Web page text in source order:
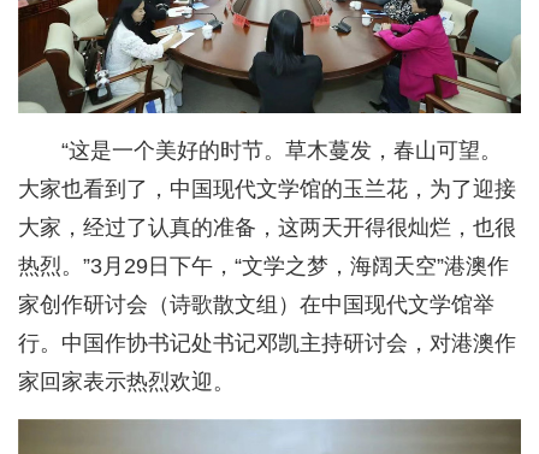
“这是一个美好的时节。草木蔓发，春山可望。
大家也看到了，中国现代文学馆的玉兰花，为了迎接
大家，经过了认真的准备，这两天开得很灿烂，也很
热烈。”3月29日下午，“文学之梦，海阔天空”港澳作
家创作研讨会（诗歌散文组）在中国现代文学馆举
行。中国作协书记处书记邓凯主持研讨会，对港澳作
家回家表示热烈欢迎。